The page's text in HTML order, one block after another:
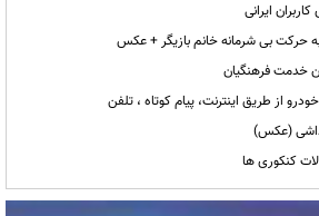
حرکت بی شرمانه خانم بازیگر + عکس
از طریق اینترنت، پیام کوتاه ، تلفن
(عکس)
کنکوری ها